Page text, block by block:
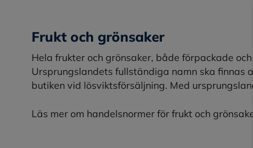
Frukt och grönsaker
Hela frukter och grönsaker, både förpackade
Ursprungslandets fullständiga namn ska
butiken vid lösviktsförsäljning. Med
Läs mer om handelsnormer för frukt och